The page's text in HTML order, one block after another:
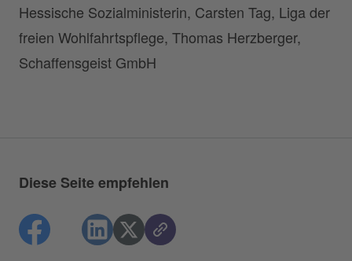
Hessische Sozialministerin, Carsten Tag, Liga der
freien Wohlfahrtspflege, Thomas Herzberger,
Schaffensgeist GmbH
Diese Seite empfehlen